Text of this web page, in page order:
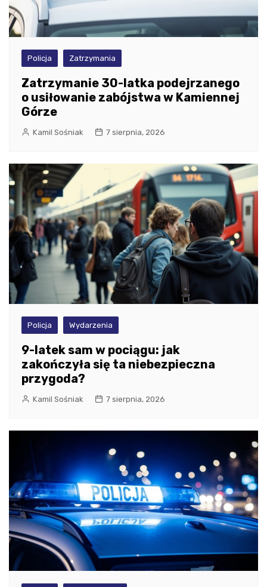
Policja Zatrzymania
Zatrzymanie 30-latka podejrzanego
o usiłowanie zabójstwa w Kamiennej
Górze
Kamil Sośniak 7 sierpnia, 2026
Policja Wydarzenia
9-latek sam w pociągu: jak
zakończyła się ta niebezpieczna
przygoda?
Kamil Sośniak 7 sierpnia, 2026